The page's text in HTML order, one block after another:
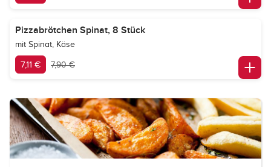
Pizzabrötchen Spinat, 8 Stück
mit Spinat, Käse
7,11 € 7,90 €